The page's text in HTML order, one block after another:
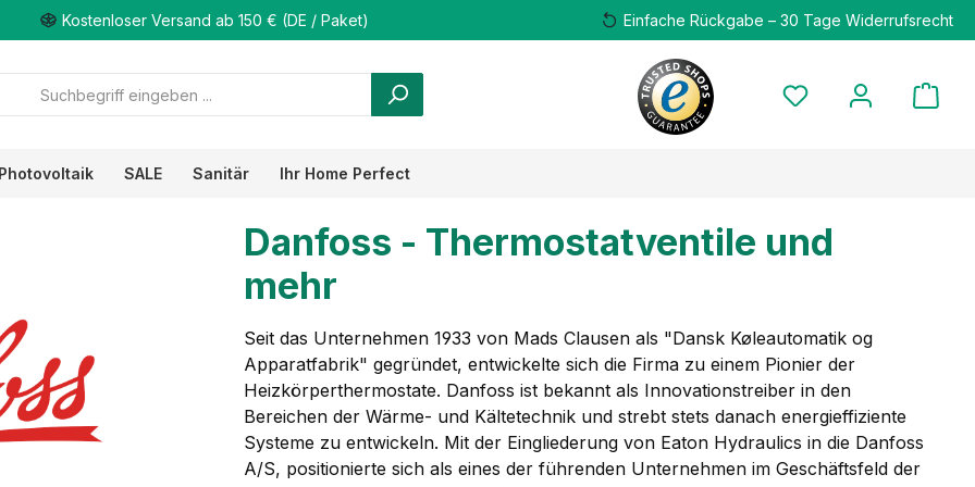
Kostenloser Versand ab 150 € (DE / Paket) Einfache Rückgabe – 30 Tage Widerrufsrecht
Photovoltaik SALE Sanitär Ihr Home Perfect
Danfoss - Thermostatventile und
mehr
Seit das Unternehmen 1933 von Mads Clausen als "Dansk Køleautomatik og
Apparatfabrik" gegründet, entwickelte sich die Firma zu einem Pionier der
Heizkörperthermostate. Danfoss ist bekannt als Innovationstreiber in den
Bereichen der Wärme- und Kältetechnik und strebt stets danach energieffiziente
Systeme zu entwickeln. Mit der Eingliederung von Eaton Hydraulics in die Danfoss
A/S, positionierte sich als eines der führenden Unternehmen im Geschäftsfeld der